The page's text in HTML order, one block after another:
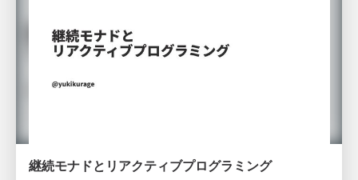
継続モナドとリアクティブプログラミング